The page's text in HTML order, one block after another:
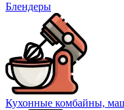
Блендеры
Кухонные комбайны,